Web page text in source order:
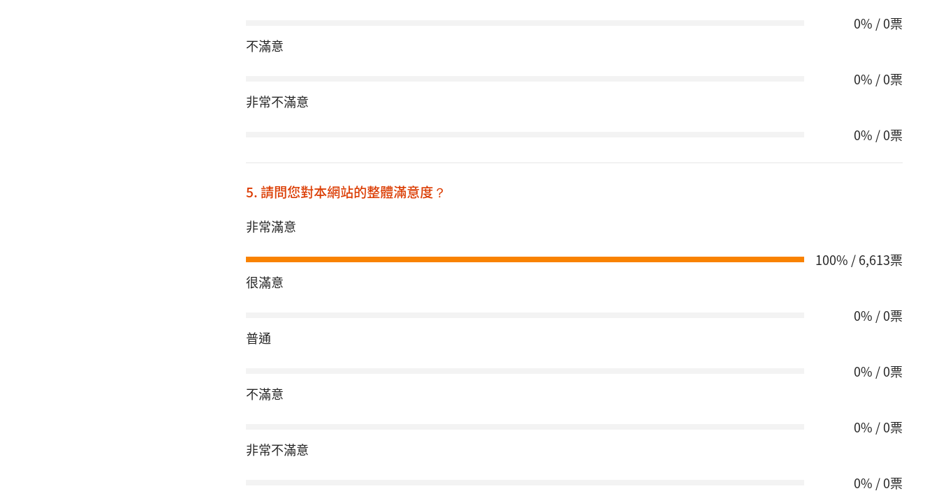
0% / 0票
不滿意
0% / 0票
非常不滿意
0% / 0票
5. 請問您對本網站的整體滿意度？
非常滿意
100% / 6,613票
很滿意
0% / 0票
普通
0% / 0票
不滿意
0% / 0票
非常不滿意
0% / 0票